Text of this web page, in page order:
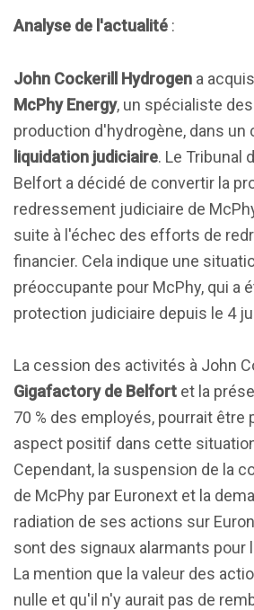
Analyse de l'actualité :
John Cockerill Hydrogen a
McPhy Energy, un spécialiste
production d'hydrogène, dans un
liquidation judiciaire. Le Tribunal
Belfort a décidé de convertir la
redressement judiciaire de
suite à l'échec des efforts de
financier. Cela indique une
préoccupante pour McPhy, qui a
protection judiciaire depuis le 4
La cession des activités à John
Gigafactory de Belfort et la
70 % des employés, pourrait être
aspect positif dans cette
Cependant, la suspension de la
de McPhy par Euronext et la
radiation de ses actions sur
sont des signaux alarmants pour
La mention que la valeur des
nulle et qu'il n'y aurait pas de